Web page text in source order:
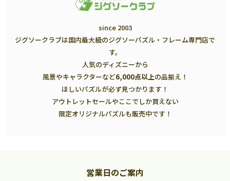
since 2003
ジグソークラブは国内最大級のジグソーパズル・フレーム専門店で
す。
人気のディズニーから
風景やキャラクターなど6,000点以上の品揃え！
ほしいパズルが必ず見つかります！
アウトレットセールやここでしか買えない
限定オリジナルパズルも販売中です！
営業日のご案内